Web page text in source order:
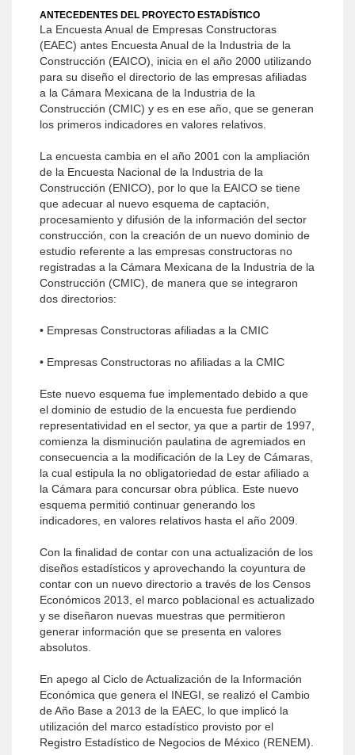
ANTECEDENTES DEL PROYECTO ESTADÍSTICO
La Encuesta Anual de Empresas Constructoras
(EAEC) antes Encuesta Anual de la Industria de la
Construcción (EAICO), inicia en el año 2000 utilizando
para su diseño el directorio de las empresas afiliadas
a la Cámara Mexicana de la Industria de la
Construcción (CMIC) y es en ese año, que se generan
los primeros indicadores en valores relativos.
La encuesta cambia en el año 2001 con la ampliación
de la Encuesta Nacional de la Industria de la
Construcción (ENICO), por lo que la EAICO se tiene
que adecuar al nuevo esquema de captación,
procesamiento y difusión de la información del sector
construcción, con la creación de un nuevo dominio de
estudio referente a las empresas constructoras no
registradas a la Cámara Mexicana de la Industria de la
Construcción (CMIC), de manera que se integraron
dos directorios:
• Empresas Constructoras afiliadas a la CMIC
• Empresas Constructoras no afiliadas a la CMIC
Este nuevo esquema fue implementado debido a que
el dominio de estudio de la encuesta fue perdiendo
representatividad en el sector, ya que a partir de 1997,
comienza la disminución paulatina de agremiados en
consecuencia a la modificación de la Ley de Cámaras,
la cual estipula la no obligatoriedad de estar afiliado a
la Cámara para concursar obra pública. Este nuevo
esquema permitió continuar generando los
indicadores, en valores relativos hasta el año 2009.
Con la finalidad de contar con una actualización de los
diseños estadísticos y aprovechando la coyuntura de
contar con un nuevo directorio a través de los Censos
Económicos 2013, el marco poblacional es actualizado
y se diseñaron nuevas muestras que permitieron
generar información que se presenta en valores
absolutos.
En apego al Ciclo de Actualización de la Información
Económica que genera el INEGI, se realizó el Cambio
de Año Base a 2013 de la EAEC, lo que implicó la
utilización del marco estadístico provisto por el
Registro Estadístico de Negocios de México (RENEM).